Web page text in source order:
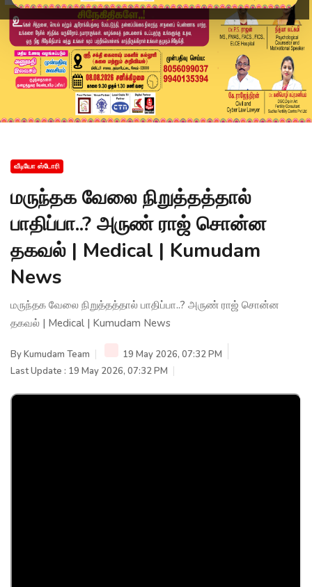
வீடியோ ஸ்டோரி
மருந்தக வேலை நிறுத்தத்தால்
பாதிப்பா..? அருண் ராஜ் சொன்ன
தகவல் | Medical | Kumudam
News
மருந்தக வேலை நிறுத்தத்தால் பாதிப்பா..? அருண் ராஜ் சொன்ன
தகவல் | Medical | Kumudam News
ByKumudam Team
19 May 2026, 07:32 PM
Last Update : 19 May 2026, 07:32 PM